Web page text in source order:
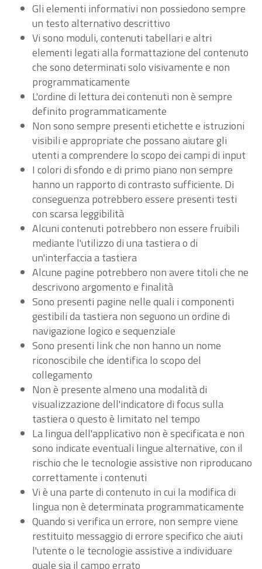
Gli elementi informativi non possiedono sempre
un testo alternativo descrittivo
Vi sono moduli, contenuti tabellari e altri
elementi legati alla formattazione del contenuto
che sono determinati solo visivamente e non
programmaticamente
L'ordine di lettura dei contenuti non è sempre
definito programmaticamente
Non sono sempre presenti etichette e istruzioni
visibili e appropriate che possano aiutare gli
utenti a comprendere lo scopo dei campi di input
I colori di sfondo e di primo piano non sempre
hanno un rapporto di contrasto sufficiente. Di
conseguenza potrebbero essere presenti testi
con scarsa leggibilità
Alcuni contenuti potrebbero non essere fruibili
mediante l'utilizzo di una tastiera o di
un'interfaccia a tastiera
Alcune pagine potrebbero non avere titoli che ne
descrivono argomento e finalità
Sono presenti pagine nelle quali i componenti
gestibili da tastiera non seguono un ordine di
navigazione logico e sequenziale
Sono presenti link che non hanno un nome
riconoscibile che identifica lo scopo del
collegamento
Non è presente almeno una modalità di
visualizzazione dell'indicatore di focus sulla
tastiera o questo è limitato nel tempo
La lingua dell'applicativo non è specificata e non
sono indicate eventuali lingue alternative, con il
rischio che le tecnologie assistive non riproducano
correttamente i contenuti
Vi è una parte di contenuto in cui la modifica di
lingua non è determinata programmaticamente
Quando si verifica un errore, non sempre viene
restituito messaggio di errore specifico che aiuti
l'utente o le tecnologie assistive a individuare
quale sia il campo errato